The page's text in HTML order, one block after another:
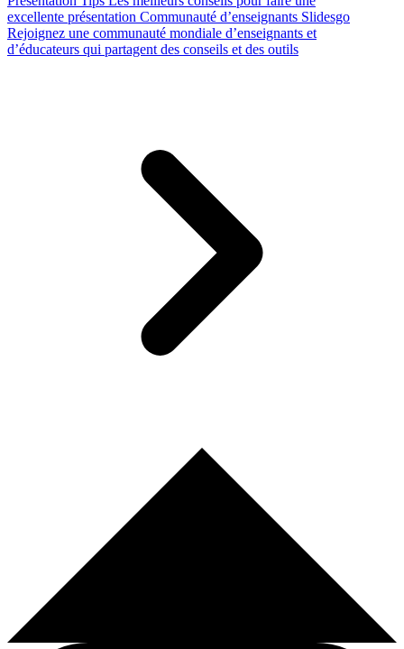
excellente présentation Communauté d’enseignants Slidesgo
Rejoignez une communauté mondiale d’enseignants et
d’éducateurs qui partagent des conseils et des outils